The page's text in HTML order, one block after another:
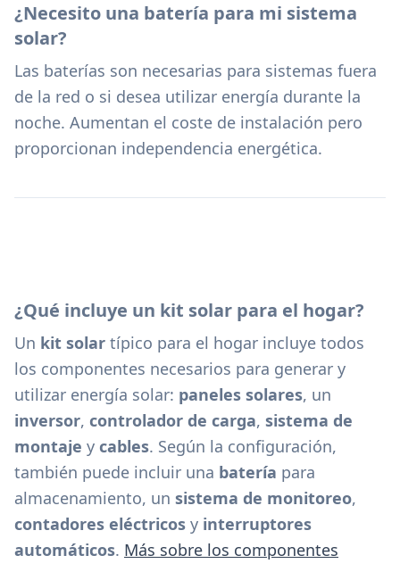
¿Necesito una batería para mi sistema
solar?
Las baterías son necesarias para sistemas fuera
de la red o si desea utilizar energía durante la
noche. Aumentan el coste de instalación pero
proporcionan independencia energética.
¿Qué incluye un kit solar para el hogar?
Un kit solar típico para el hogar incluye todos
los componentes necesarios para generar y
utilizar energía solar: paneles solares, un
inversor, controlador de carga, sistema de
montaje y cables. Según la configuración,
también puede incluir una batería para
almacenamiento, un sistema de monitoreo,
contadores eléctricos y interruptores
automáticos. Más sobre los componentes